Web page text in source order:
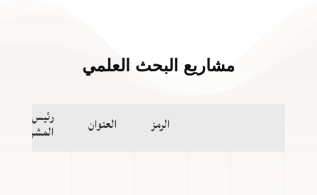
مشاريع البحث العلمي
الرمز العنوان رئيس
المشروع